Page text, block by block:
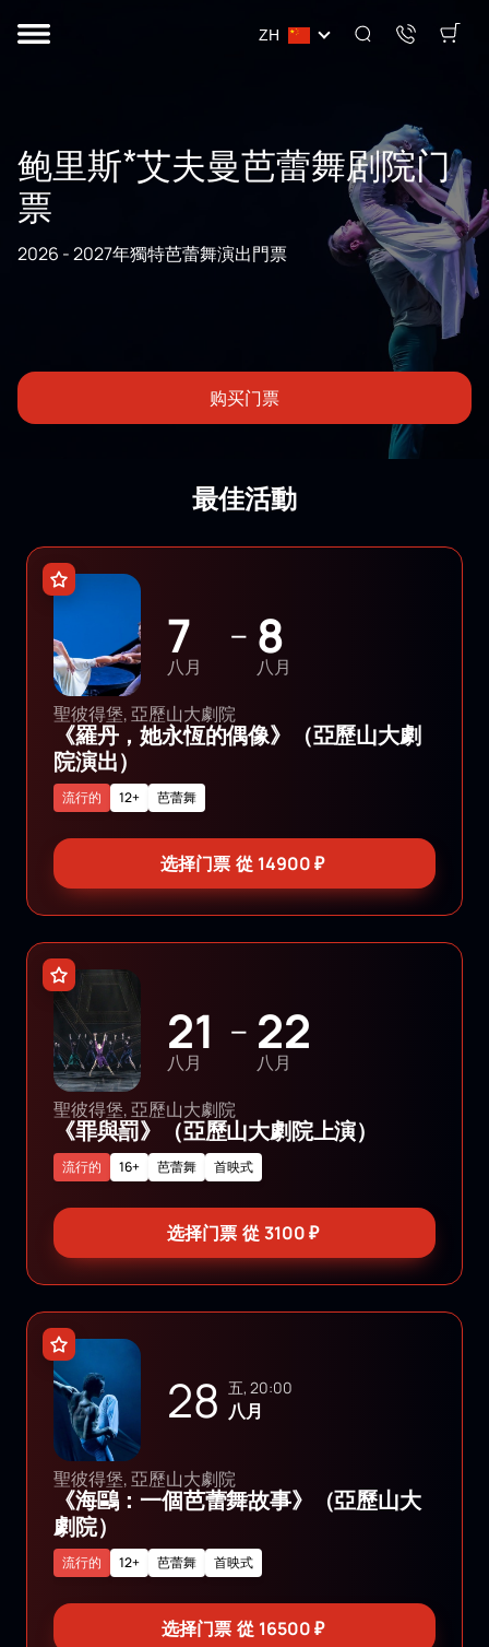
ZH
鲍里斯*艾夫曼芭蕾舞剧院门
票
2026 - 2027年獨特芭蕾舞演出門票
购买门票
最佳活動
7
八月
— 8
八月
聖彼得堡, 亞歷山大劇院
《羅丹，她永恆的偶像》（亞歷山大劇
院演出）
12+ 芭蕾舞
流行的
选择门票 從 14900₽
21
八月
— 22
八月
聖彼得堡, 亞歷山大劇院
《罪與罰》（亞歷山大劇院上演）
16+ 芭蕾舞
流行的 首映式
选择门票 從 3100₽
28 五, 20:00
八月
聖彼得堡, 亞歷山大劇院
《海鷗：一個芭蕾舞故事》（亞歷山大
劇院）
12+ 芭蕾舞
流行的 首映式
选择门票 從 16500₽